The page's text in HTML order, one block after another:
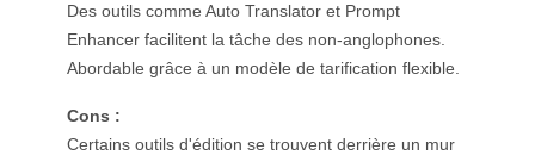
Des outils comme Auto Translator et Prompt
Enhancer facilitent la tâche des non-anglophones.
Abordable grâce à un modèle de tarification flexible.
Cons :
Certains outils d'édition se trouvent derrière un mur